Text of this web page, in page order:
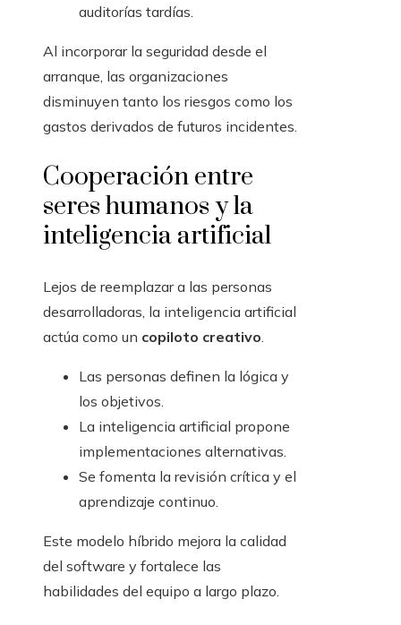
auditorías tardías.
Al incorporar la seguridad desde el
arranque, las organizaciones
disminuyen tanto los riesgos como los
gastos derivados de futuros incidentes.
Cooperación entre
seres humanos y la
inteligencia artificial
Lejos de reemplazar a las personas
desarrolladoras, la inteligencia artificial
actúa como un copiloto creativo.
Las personas definen la lógica y
los objetivos.
La inteligencia artificial propone
implementaciones alternativas.
Se fomenta la revisión crítica y el
aprendizaje continuo.
Este modelo híbrido mejora la calidad
del software y fortalece las
habilidades del equipo a largo plazo.